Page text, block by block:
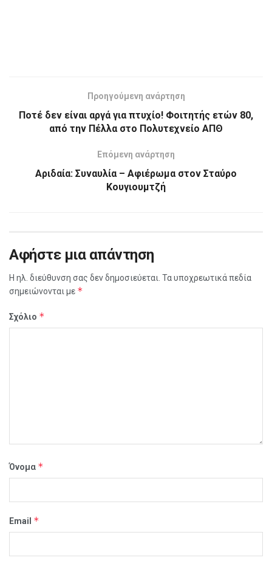
Προηγούμενη ανάρτηση
Ποτέ δεν είναι αργά για πτυχίο! Φοιτητής ετών 80,
από την Πέλλα στο Πολυτεχνείο ΑΠΘ
Επόμενη ανάρτηση
Αριδαία: Συναυλία – Αφιέρωμα στον Σταύρο
Κουγιουμτζή
Αφήστε μια απάντηση
Η ηλ. διεύθυνση σας δεν δημοσιεύεται. Τα υποχρεωτικά πεδία
σημειώνονται με *
Σχόλιο *
Όνομα *
Email *